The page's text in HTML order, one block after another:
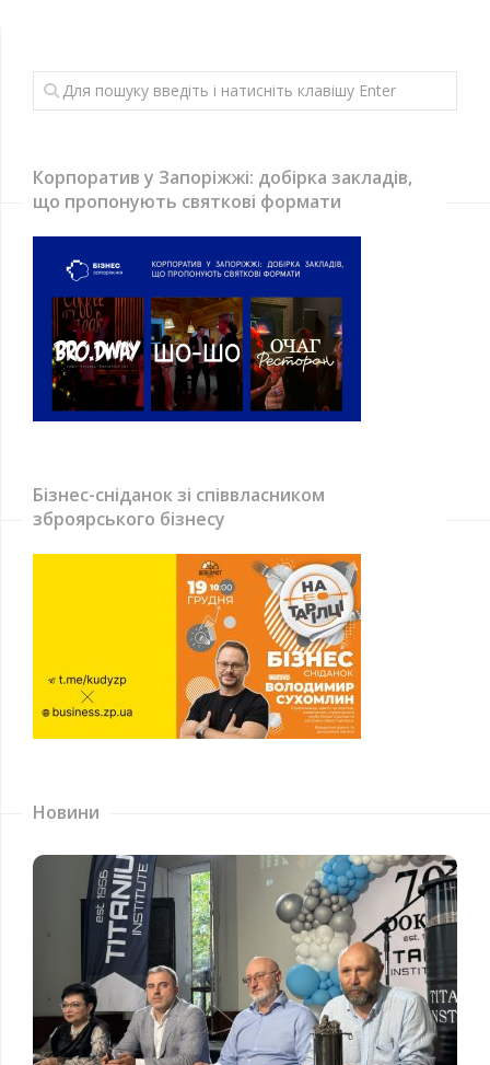
Корпоратив у Запоріжжі: добірка закладів,
що пропонують святкові формати
Бізнес-сніданок зі співвласником
зброярського бізнесу
Новини